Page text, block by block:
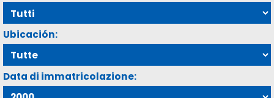
Ubicación:
Data di immatricolazione: